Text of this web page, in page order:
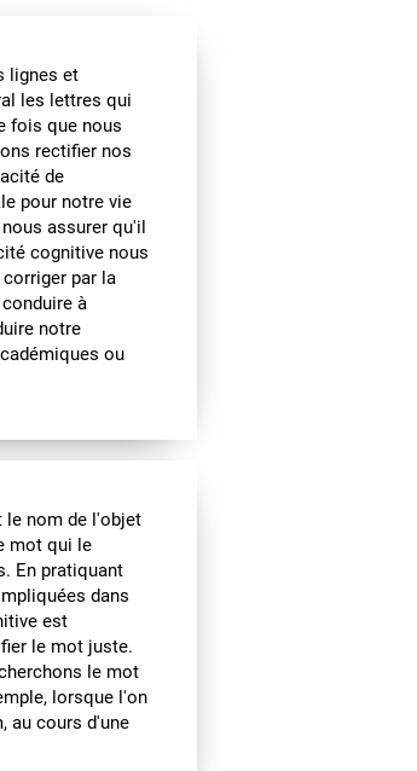
lignes et
les lettres qui
fois que nous
rectifier nos
de
pour notre vie
assurer qu'il
cognitive nous
par la
à
notre
ou
le nom de l'objet
mot qui le
En pratiquant
dans
est
le mot juste.
le mot
lorsque l'on
au cours d'une